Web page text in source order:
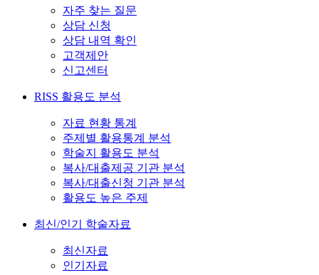
자주 찾는 질문
상담 신청
상담 내역 확인
고객제안
신고센터
RISS 활용도 분석
자료 현황 통계
주제별 활용통계 분석
학술지 활용도 분석
복사/대출제공 기관 분석
복사/대출신청 기관 분석
활용도 높은 주제
최신/인기 학술자료
최신자료
인기자료